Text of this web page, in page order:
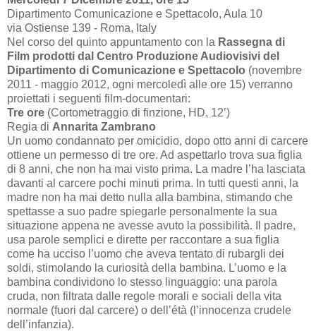
Dipartimento Comunicazione e Spettacolo, Aula 10
via Ostiense 139 - Roma, Italy
Nel corso del quinto appuntamento con la Rassegna di
Film prodotti dal Centro Produzione Audiovisivi del
Dipartimento di Comunicazione e Spettacolo (novembre
2011 - maggio 2012, ogni mercoledì alle ore 15) verranno
proiettati i seguenti film-documentari:
Tre ore (Cortometraggio di finzione, HD, 12’)
Regia di Annarita Zambrano
Un uomo condannato per omicidio, dopo otto anni di carcere
ottiene un permesso di tre ore. Ad aspettarlo trova sua figlia
di 8 anni, che non ha mai visto prima. La madre l’ha lasciata
davanti al carcere pochi minuti prima. In tutti questi anni, la
madre non ha mai detto nulla alla bambina, stimando che
spettasse a suo padre spiegarle personalmente la sua
situazione appena ne avesse avuto la possibilità. Il padre,
usa parole semplici e dirette per raccontare a sua figlia
come ha ucciso l’uomo che aveva tentato di rubargli dei
soldi, stimolando la curiosità della bambina. L’uomo e la
bambina condividono lo stesso linguaggio: una parola
cruda, non filtrata dalle regole morali e sociali della vita
normale (fuori dal carcere) o dell’étà (l’innocenza crudele
dell’infanzia).